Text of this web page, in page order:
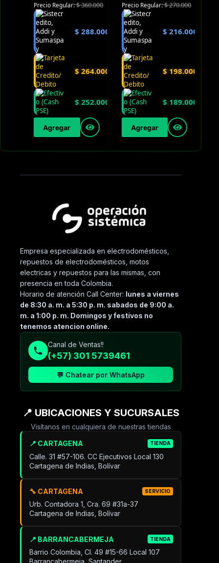
Precio Regular:$360.000
$ 288.000
$ 264.000
$ 252.000
Agregar
Precio Regular:$270.000
$ 216.000
$ 198.000
$ 189.000
Agregar
Empresa especializada en electrodomésticos,
repuestos de electrodomésticos, motos
electricas y repuestos para las mismas, con
presencia en toda Colombia.
Horario de atención Call Center: lunes a viernes
de 8:30 a. m. a 5:30 p. m. sabados de 9:00 a.
m. a 1:00 p. m. Domingos y festivos no
tenemos atencion online.
Canal de Ventas!!
(+57) 301 5739461
💬 Chatear por WhatsApp
📍 UBICACIONES Y SUCURSALES
Visítanos en cualquiera de nuestras tiendas
📍 CARTAGENA TIENDA
Calle. 31 #57-106. CC Ejecutivos Local 130
Cartagena de Indias, Bolívar
🔧 CARTAGENA SERVICIO
Urb. Contadora 1, Cra. 69 #31a-37
Cartagena de Indias, Bolívar
📍 BARRANCABERMEJA TIENDA
Barrio Colombia, Cl. 49 #15-66 Local 107